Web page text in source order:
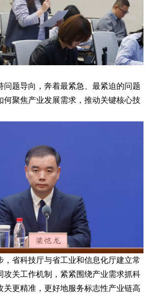
题导向，奔着最紧急、最紧迫的问题
何聚焦产业发展需求，推动关键核心技
省科技厅与省工业和信息化厅建立常
攻关工作机制，紧紧围绕产业需求抓科
关更精准，更好地服务标志性产业链高